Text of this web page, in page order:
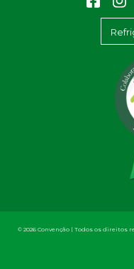
© 2026 Convenção | Todos os direitos